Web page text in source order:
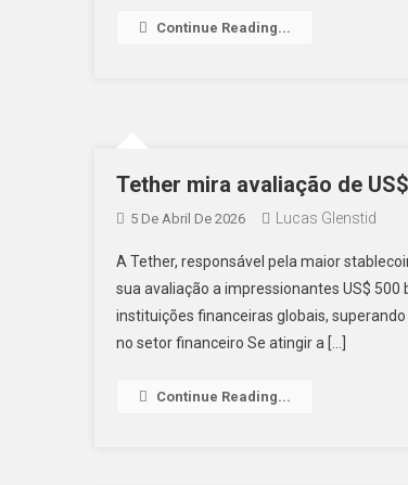
Continue Reading...
Tether mira avaliação de
5 De Abril De 2026 Lucas Glenstid
A Tether, responsável pela maior
sua avaliação a impressionantes US$
instituições financeiras globais,
no setor financeiro Se atingir a […]
Continue Reading...